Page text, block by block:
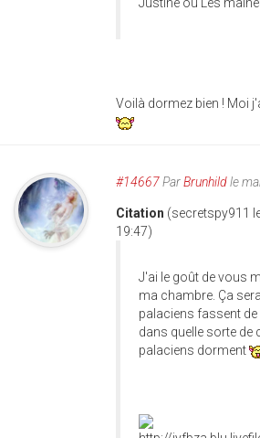
Justine ou Les
Voilà dormez bien ! Moi
#14667ParBrunhildle
Citation (secretspy911
19:47)
J'ai le goût de vous
ma chambre. Ça
palaciens fassent
dans quelle sorte de
palaciens dorment